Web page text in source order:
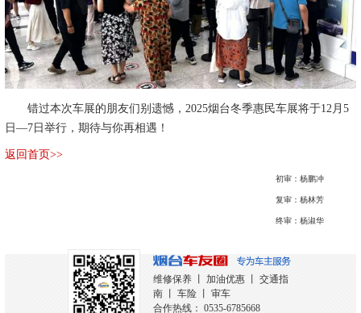
错过本次车展的朋友们别遗憾，2025烟台冬季惠民车展将于12月5
日—7日举行，期待与你再相遇！
返回首页>>
初审：杨鹏冲
复审：杨林芳
终审：杨淑华
维修保养 加油优惠
交通指
南
车险
审车
合作热线： 0535-6785668